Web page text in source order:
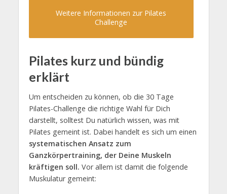
Weitere Informationen zur Pilates
Challenge
Pilates kurz und bündig
erklärt
Um entscheiden zu können, ob die 30 Tage
Pilates-Challenge die richtige Wahl für Dich
darstellt, solltest Du natürlich wissen, was mit
Pilates gemeint ist. Dabei handelt es sich um einen
systematischen Ansatz zum
Ganzkörpertraining, der Deine Muskeln
kräftigen soll. Vor allem ist damit die folgende
Muskulatur gemeint: